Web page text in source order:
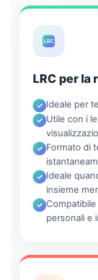
LRC
LRC per
Ideale per
Utile con i
Formato di
Ideale
insieme
personali e